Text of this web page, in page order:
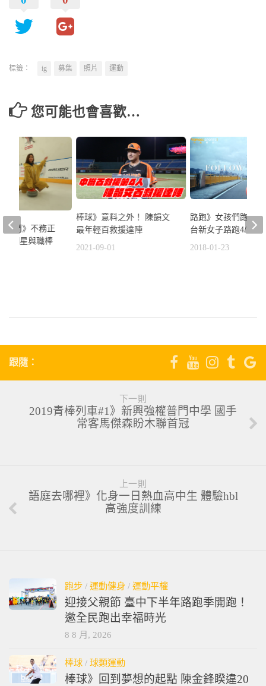
標籤： ig 募集 照片 運動
您可能也會喜歡…
棒球》意料之外！ 陳韻文
最年輕百救援達陣
2021-09-01
路跑》女孩們跑起來
台新女子路跑4/15登
2018-01-23
亂鬥》不務正
女明星與職棒
跟隨：
下一則
2019青棒列車#1》新興強權普門中學 國手
常客馬傑森盼木聯首冠
上一則
語庭去哪裡》化身一日熱血高中生 體驗hbl
高強度訓練
跑步 / 運動健身 / 運動平權
迎接父親節 臺中下半年路跑季開跑！
邀全民跑出幸福時光
8 8 月, 2026
棒球 / 球類運動
棒球》回到夢想的起點 陳金鋒睽違20